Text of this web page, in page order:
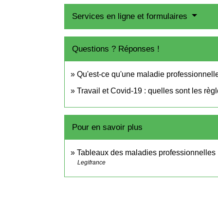
Services en ligne et formulaires
Questions ? Réponses !
Qu'est-ce qu'une maladie
Travail et Covid-19 : quelles sont les
Pour en savoir plus
Tableaux des maladies professionnelles
Legifrance